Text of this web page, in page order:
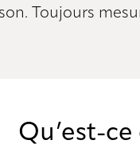
Toujours
Qu’est-